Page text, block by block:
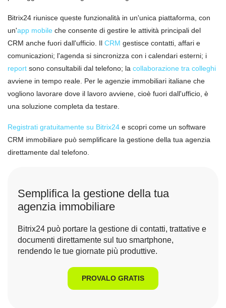
Bitrix24 riunisce queste funzionalità in un'unica piattaforma, con
un'app mobile che consente di gestire le attività principali del
CRM anche fuori dall'ufficio. Il CRM gestisce contatti, affari e
comunicazioni; l'agenda si sincronizza con i calendari esterni; i
report sono consultabili dal telefono; la collaborazione tra colleghi
avviene in tempo reale. Per le agenzie immobiliari italiane che
vogliono lavorare dove il lavoro avviene, cioè fuori dall'ufficio, è
una soluzione completa da testare.
Registrati gratuitamente su Bitrix24 e scopri come un software
CRM immobiliare può semplificare la gestione della tua agenzia
direttamente dal telefono.
Semplifica la gestione della tua
agenzia immobiliare
Bitrix24 può portare la gestione di contatti, trattative e
documenti direttamente sul tuo smartphone,
rendendo le tue giornate più produttive.
PROVALO GRATIS